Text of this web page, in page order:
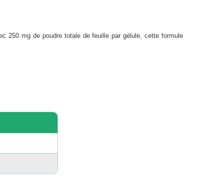
250 mg de poudre totale de feuille par gélule, cette formule